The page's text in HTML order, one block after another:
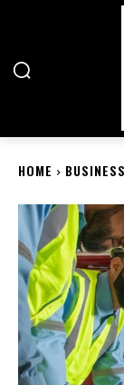
HOME BUSINESS